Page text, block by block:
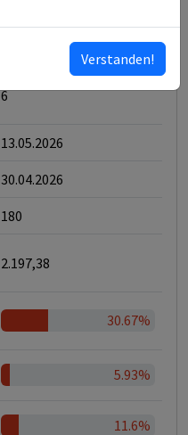
BlackRock Advisors (UK)
6
13.05.2026
30.04.2026
180
2.197,38
30.67%
5.93%
11.6%
Verstanden!